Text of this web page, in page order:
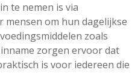
te nemen is via
om hun dagelijkse
zoals
zorgen ervoor dat
is voor iedereen die